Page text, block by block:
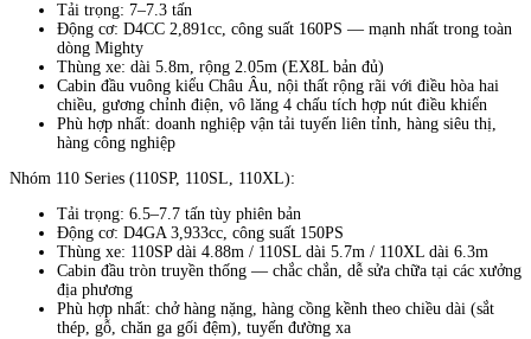
Tải trọng: 7–7.3 tấn
Động cơ: D4CC 2,891cc, công suất 160PS — mạnh nhất trong toàn
dòng Mighty
Thùng xe: dài 5.8m, rộng 2.05m (EX8L bản đủ)
Cabin đầu vuông kiểu Châu Âu, nội thất rộng rãi với điều hòa hai
chiều, gương chỉnh điện, vô lăng 4 chấu tích hợp nút điều khiển
Phù hợp nhất: doanh nghiệp vận tải tuyến liên tỉnh, hàng siêu thị,
hàng công nghiệp
Nhóm 110 Series (110SP, 110SL, 110XL):
Tải trọng: 6.5–7.7 tấn tùy phiên bản
Động cơ: D4GA 3,933cc, công suất 150PS
Thùng xe: 110SP dài 4.88m / 110SL dài 5.7m / 110XL dài 6.3m
Cabin đầu tròn truyền thống — chắc chắn, dễ sửa chữa tại các xưởng
địa phương
Phù hợp nhất: chở hàng nặng, hàng cồng kềnh theo chiều dài (sắt
thép, gỗ, chăn ga gối đệm), tuyến đường xa